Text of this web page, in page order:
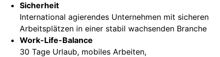
Sicherheit
International agierendes Unternehmen mit sicheren
Arbeitsplätzen in einer stabil wachsenden Branche
Work-Life-Balance
30 Tage Urlaub, mobiles Arbeiten,